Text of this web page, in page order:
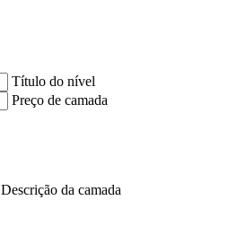
Título do nível
Preço de camada
Descrição da camada